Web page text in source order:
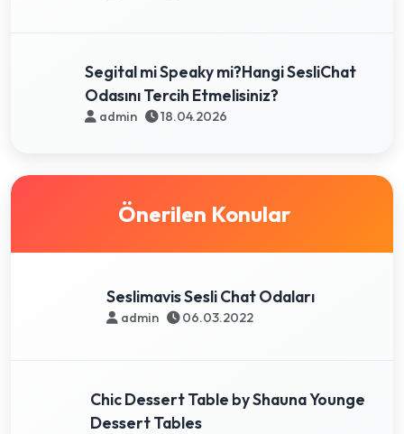
Segital mi Speaky mi?Hangi SesliChat
Odasını Tercih Etmelisiniz?
admin 18.04.2026
Önerilen Konular
Seslimavis Sesli Chat Odaları
admin 06.03.2022
Chic Dessert Table by Shauna Younge
Dessert Tables